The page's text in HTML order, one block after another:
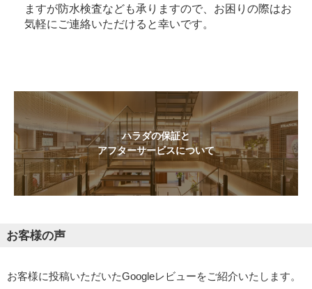
ますが防水検査なども承りますので、お困りの際はお
気軽にご連絡いただけると幸いです。
ハラダの保証と
アフターサービスについて
お客様の声
お客様に投稿いただいたGoogleレビューをご紹介いたします。